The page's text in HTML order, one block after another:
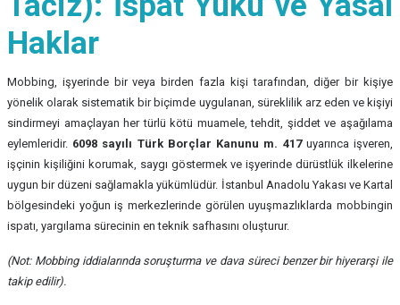
Haklar
Mobbing, işyerinde bir veya birden fazla kişi tarafından, diğer bir kişiye
yönelik olarak sistematik bir biçimde uygulanan, süreklilik arz eden ve kişiyi
sindirmeyi amaçlayan her türlü kötü muamele, tehdit, şiddet ve aşağılama
eylemleridir. 6098 sayılı Türk Borçlar Kanunu m. 417uyarınca işveren,
işçinin kişiliğini korumak, saygı göstermek ve işyerinde dürüstlük ilkelerine
uygun bir düzeni sağlamakla yükümlüdür. İstanbul Anadolu Yakası ve Kartal
bölgesindeki yoğun iş merkezlerinde görülen uyuşmazlıklarda mobbingin
ispatı, yargılama sürecinin en teknik safhasını oluşturur.
(Not: Mobbing iddialarında soruşturma ve dava süreci benzer bir hiyerarşi ile
takip edilir).